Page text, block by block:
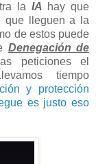
la IA hay que
que lleguen a la
de estos puede
Denegación de
peticiones el
levamos tiempo
y protección
es justo eso